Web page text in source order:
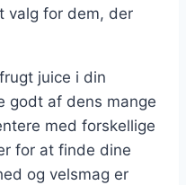
valg for dem, der
juice i din
godt af dens mange
med forskellige
for at finde dine
og velsmag er